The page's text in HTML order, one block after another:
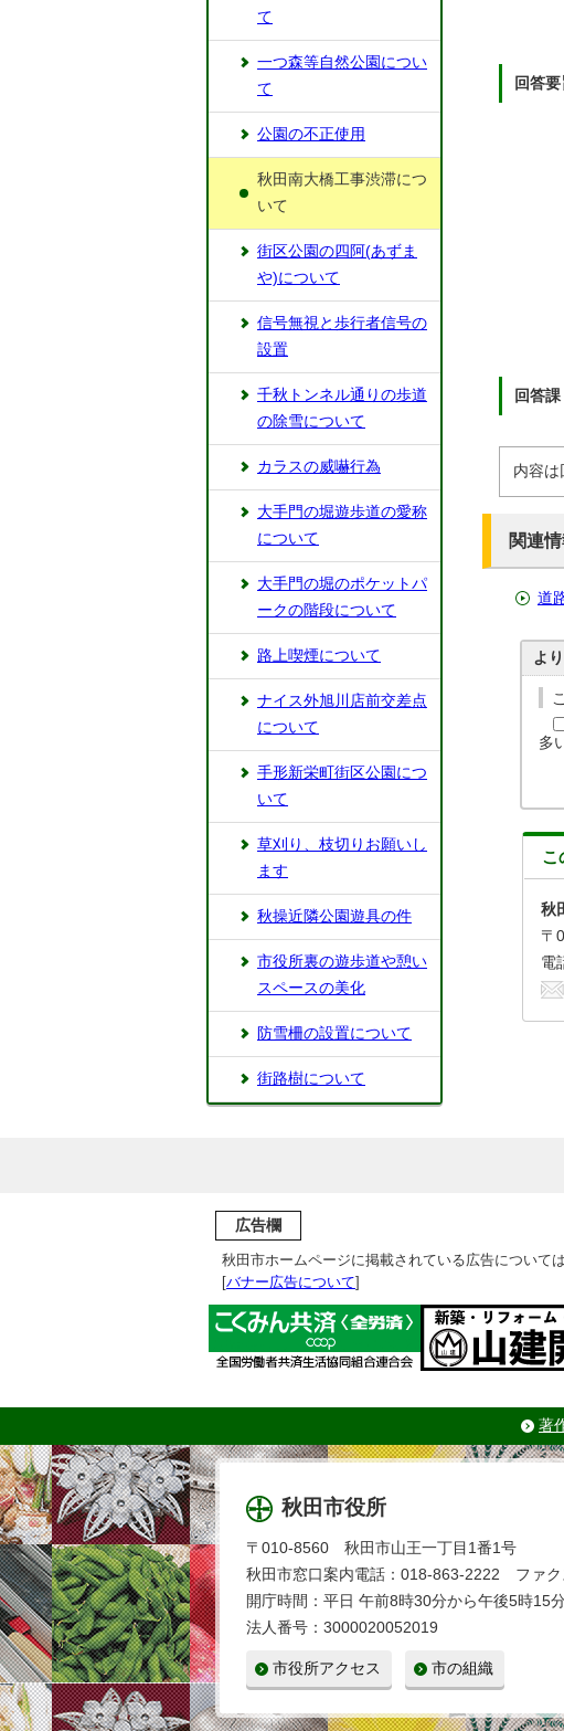
回答要
回答課
内容は
関連
道
よ
多
こ
秋
〒
電
て
一つ森等自然公園につい
て
公園の不正使用
秋田南大橋工事渋滞につ
いて
街区公園の四阿(あずま
や)について
信号無視と歩行者信号の
設置
千秋トンネル通りの歩道
の除雪について
カラスの威嚇行為
大手門の堀遊歩道の愛称
について
⼤⼿門の堀のポケットパ
ークの階段について
路上喫煙について
ナイス外旭川店前交差点
について
⼿形新栄町街区公園につ
いて
草刈り、枝切りお願いし
ます
秋操近隣公園遊具の件
市役所裏の遊歩道や憩い
スペースの美化
防雪柵の設置について
街路樹について
広告欄
秋田市ホームページに掲載されている広告について
[バナー広告について]
著
秋田市役所
〒010-8560 秋田市山王一丁目1番1号
秋田市窓口案内電話：018-863-2222 ファ
開庁時間：平日 午前8時30分から午後5時15
法人番号：3000020052019
市役所アクセス 市の組織